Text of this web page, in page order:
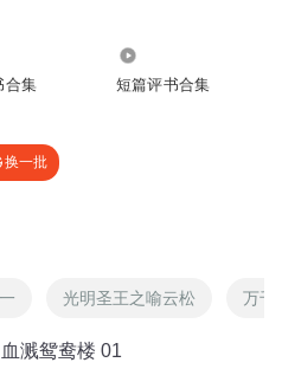
合集 短篇评书合集
换一批
光明圣王之喻云松 万千
溅鸳鸯楼 01